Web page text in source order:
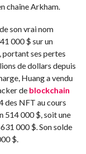
chaîne Arkham.
son vrai nom
000 $ sur un
portant ses pertes
de dollars depuis
Huang a vendu
de blockchain
des NFT au cours
514 000 $, soit une
000 $. Son solde
$.